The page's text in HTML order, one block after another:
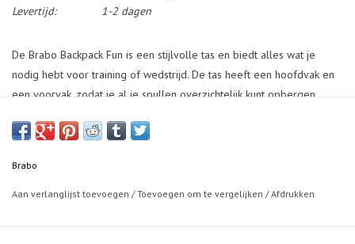
Levertijd:
1-2 dagen
De Brabo Backpack Fun is een stijlvolle tas en biedt alles wat je
nodig hebt voor training of wedstrijd. De tas heeft een hoofdvak en
een voorvak, zodat je al je spullen overzichtelijk kunt opbergen.
veilig en gemakkelijk mee, ook tijdens het fietsen.De rugzak is
verschillende kleuren verkrijgbaar:Marble PinkMarble WhiteMarble
Brabo
Aan verlanglijst toevoegen /Toevoegen om te vergelijken /Afdrukken